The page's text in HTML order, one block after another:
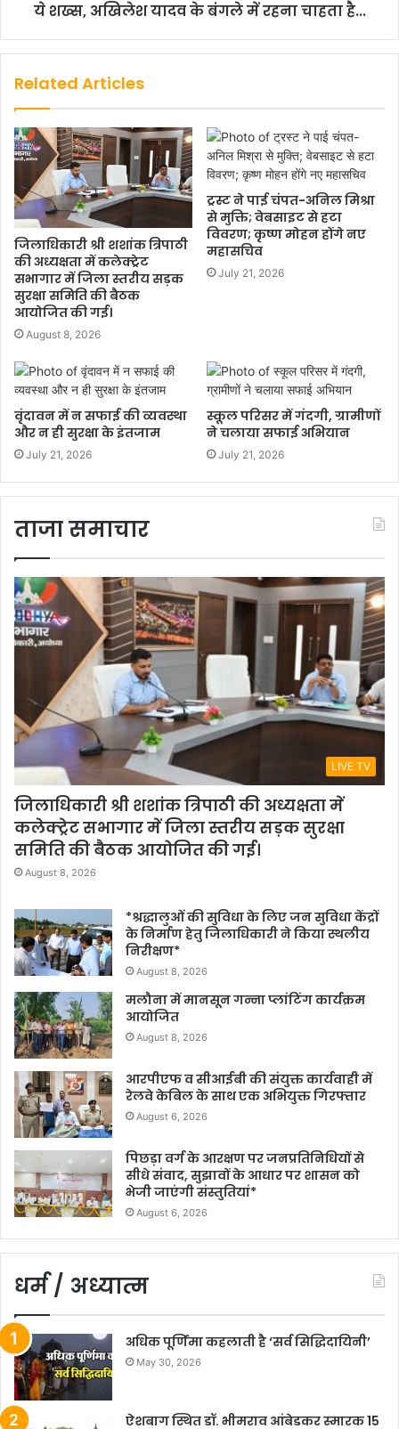
ये शख्स, अखिलेश यादव के बंगले में रहना चाहता है...
Related Articles
जिलाधिकारी श्री शशांक त्रिपाठी
की अध्यक्षता में कलेक्ट्रेट
सभागार में जिला स्तरीय सड़क
सुरक्षा समिति की बैठक
आयोजित की गई।
August 8, 2026
ट्रस्ट ने पाई चंपत-अनिल मिश्रा
से मुक्ति; वेबसाइट से हटा
विवरण; कृष्ण मोहन होंगे नए
महासचिव
July 21, 2026
वृंदावन में न सफाई की व्यवस्था
और न ही सुरक्षा के इंतजाम
July 21, 2026
स्कूल परिसर में गंदगी, ग्रामीणों
ने चलाया सफाई अभियान
July 21, 2026
ताजा समाचार
LIVE TV
जिलाधिकारी श्री शशांक त्रिपाठी की अध्यक्षता में
कलेक्ट्रेट सभागार में जिला स्तरीय सड़क सुरक्षा
समिति की बैठक आयोजित की गई।
August 8, 2026
*श्रद्धालुओं की सुविधा के लिए जन सुविधा केंद्रों
के निर्माण हेतु जिलाधिकारी ने किया स्थलीय
निरीक्षण*
August 8, 2026
मलौना में मानसून गन्ना प्लांटिंग कार्यक्रम
आयोजित
August 8, 2026
आरपीएफ व सीआईबी की संयुक्त कार्यवाही में
रेलवे केबिल के साथ एक अभियुक्त गिरफ्तार
August 6, 2026
पिछड़ा वर्ग के आरक्षण पर जनप्रतिनिधियों से
सीधे संवाद, सुझावों के आधार पर शासन को
भेजी जाएंगी संस्तुतियां*
August 6, 2026
धर्म / अध्यात्म
अधिक पूर्णिमा कहलाती है ‘सर्व सिद्धिदायिनी’
May 30, 2026
ऐशबाग स्थित डॉ. भीमराव आंबेडकर स्मारक 15